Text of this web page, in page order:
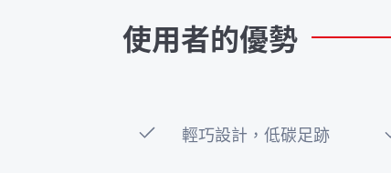
使用者的優勢
輕巧設計，低碳足跡